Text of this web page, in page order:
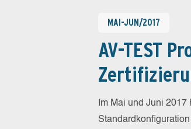
MAI-JUN/2017
AV-TEST
Im Mai und Juni